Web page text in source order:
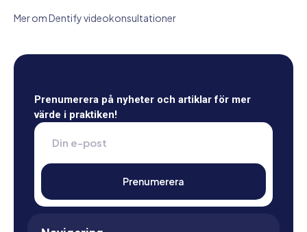
Mer om Dentify videokonsultationer
Prenumerera på nyheter och artiklar för mer
värde i praktiken!